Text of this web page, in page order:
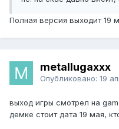
Полная версия выходит 19
metallugaxxx
Опубликовано: 19
выход игры смотрел на
демке стоит дата 19 мая,